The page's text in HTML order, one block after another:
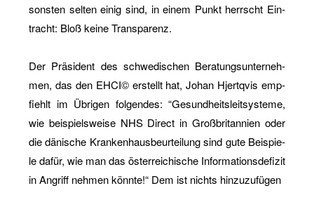
sons­ten sel­ten einig sind, in einem Punkt herrscht Ein­
tracht: Bloß keine Trans­pa­renz.
Der Prä­si­dent des schwe­di­schen Be­ra­tungs­un­ter­neh­
men, das den EHCI© er­stellt hat, Johan Hjert­qvis emp­
fiehlt im Üb­ri­gen fol­gen­des: “Ge­sund­heits­leit­sys­te­me,
wie bei­spiels­wei­se NHS Di­rect in Groß­bri­tan­ni­en oder
die dä­ni­sche Kran­ken­haus­be­ur­tei­lung sind gute Bei­spie­
le dafür, wie man das ös­ter­rei­chi­sche In­for­ma­ti­ons­de­fi­zit
in An­griff neh­men könn­te!“ Dem ist nichts hin­zu­zu­fü­gen